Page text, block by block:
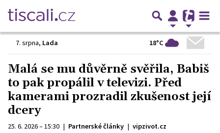
7. srpna, Lada 18°C
Malá se mu důvěrně svěřila, Babiš
to pak propálil v televizi. Před
kamerami prozradil zkušenost její
dcery
25. 6. 2026 – 15:30 | Partnerské články | vipzivot.cz